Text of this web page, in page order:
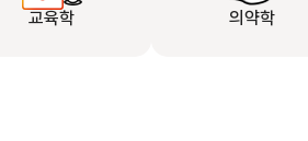
교육학 의약학